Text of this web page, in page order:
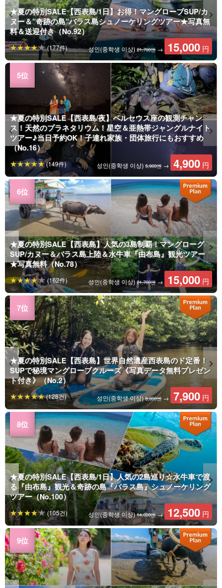
★夏の特別SALE【西表島/1日】お得！マングローブSUP/カ
ヌー＆”奇跡の島”バラス島シュノーケリングツアー★写真無
料＆送迎付き（No.92）
성인(중학생 이상) 21,700엔 → 15,000 円
(177件)
★夏の特別SALE【西表島/夜】ペルセウス座の観測チャン
ス！天然のプラネタリウム！星空＆亜熱帯ジャングルナイト
ツアー♪当日予約OK！子連れ家族・団体旅行にもおすすめ
（No.16）
성인(중학생 이상) 5,900엔 → 4,900 円
(149件)
★夏の特別SALE【西表島】人気の3島制覇！マングローグ
SUP/カヌー＆バラス島上陸＆水牛車『由布島』観光ツアー
★写真無料（No.78）
성인(중학생 이상)21,700엔 → 15,000 円
(162件)
★夏の特別SALE【西表島】世界自然遺産西表島のド定番！
SUPで秘境マングローブクルーズ《写真データ無料プレゼン
ト付き》（No.2）
성인(중학생 이상)8,900엔 → 7,900 円
(128건)
★夏の特別SALE【西表島/1日】人気の2島巡り☆水牛車で渡
る『由布島』観光＆奇跡の島『バラス島』シュノーケリング
ツアー（No.100）
성인(중학생 이상)14,000엔→ 12,500 円
(105건)